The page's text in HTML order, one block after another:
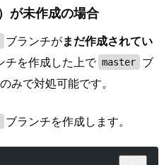
が未作成の場合
ブランチがまだ作成されてい
チを作成した上で master
ブ
みで対処可能です。
ブランチを作成します。